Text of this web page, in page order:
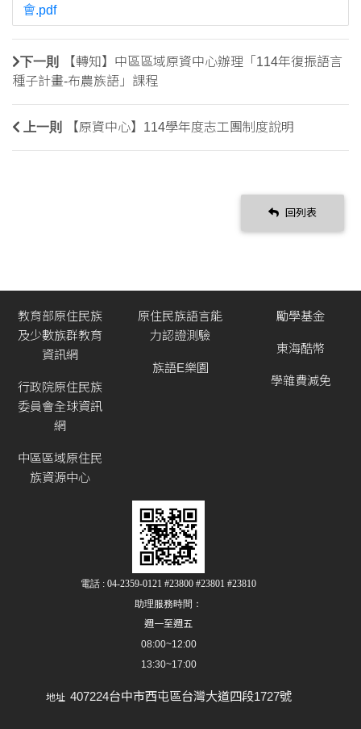
會.pdf
下一則
【轉知】中區區域原資中心辦理「114年復振語言
種子計畫-布農族語」課程
上一則 【原資中心】114學年度志工團制度說明
回列表
教育部原住民族
及少數族群教育
資訊網
行政院原住民族
委員會全球資訊
網
中區區域原住民
族資源中心
原住民族語言能
力認證測驗
族語E樂園
勵學基金
東海酷幣
學雜費減免
電話 : 04-2359-0121 #23800 #23801 #23810
助理服務時間：
週一至週五
08:00~12:00
13:30~17:00
地址 407224台中市西屯區台灣大道四段1727號